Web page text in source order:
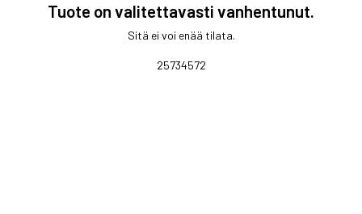
Tuote on valitettavasti vanhentunut.
Sitä ei voi enää tilata.
25734572